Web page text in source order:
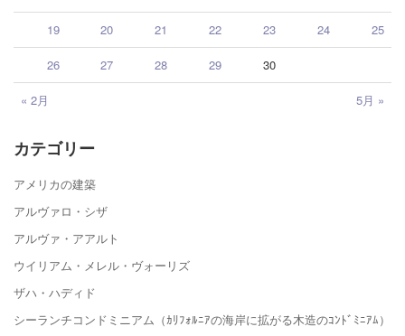
« 2月 5月 »
19 20 21 22 23 24 25
26 27 28 29 30
カテゴリー
アメリカの建築
アルヴァロ・シザ
アルヴァ・アアルト
ウイリアム・メレル・ヴォーリズ
ザハ・ハディド
シーランチコンドミニアム（ｶﾘﾌｫﾙﾆｱの海岸に拡がる木造のｺﾝﾄﾞﾐﾆｱﾑ）